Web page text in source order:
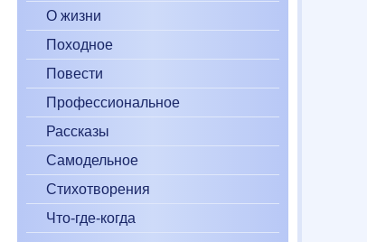
О жизни
Походное
Повести
Профессиональное
Рассказы
Самодельное
Стихотворения
Что-где-когда